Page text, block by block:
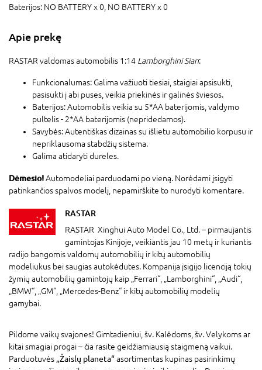
Baterijos: NO BATTERY x 0, NO BATTERY x 0
Apie prekę
RASTAR valdomas automobilis 1:14 Lamborghini Sian:
Funkcionalumas: Galima važiuoti tiesiai, staigiai apsisukti,
pasisukti į abi puses, veikia priekinės ir galinės šviesos.
Baterijos: Automobilis veikia su 5*AA baterijomis, valdymo
pultelis - 2*AA baterijomis (nepridedamos).
Savybės: Autentiškas dizainas su išlietu automobilio korpusu ir
nepriklausoma stabdžių sistema.
Galima atidaryti dureles.
Dėmesio!Automodeliai parduodami po vieną. Norėdami įsigyti
patinkančios spalvos modelį, nepamirškite to nurodyti komentare.
RASTAR
RASTAR Xinghui Auto Model Co., Ltd. – pirmaujantis
gamintojas Kinijoje, veikiantis jau 10 metų ir kuriantis
radijo bangomis valdomų automobilių ir kitų automobilių
modeliukus bei saugias autokėdutes. Kompanija įsigijo licenciją tokių
žymių automobilių gamintojų kaip „Ferrari“, „Lamborghini“, „Audi“,
„BMW“, „GM“, „Mercedes-Benz“ ir kitų automobilių modelių
gamybai.
Pildome vaikų svajones! Gimtadieniui, šv. Kalėdoms, šv. Velykoms ar
kitai smagiai progai – čia rasite geidžiamiausią staigmeną vaikui.
Parduotuvės „Žaislų planeta“asortimentas kupinas pasirinkimų